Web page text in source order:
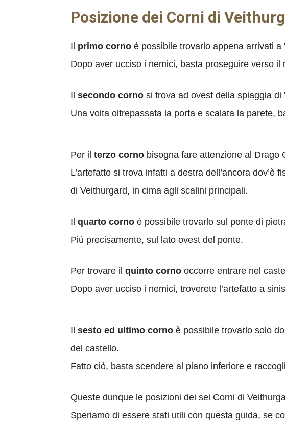
Posizione dei Corni di
Il primo corno è possibile trovarlo appena arrivati a
Dopo aver ucciso i nemici, basta proseguire verso
Il secondo corno si trova ad ovest della spiaggia di
Una volta oltrepassata la porta e scalata la parete,
Per il terzo corno bisogna fare attenzione al Drago
L’artefatto si trova infatti a destra dell’ancora
di Veithurgard, in cima agli scalini principali.
Il quarto corno è possibile trovarlo sul ponte di
Più precisamente, sul lato ovest del ponte.
Per trovare il quinto corno occorre entrare nel
Dopo aver ucciso i nemici, troverete l’artefatto a
Il sesto ed ultimo corno è possibile trovarlo solo
del castello.
Fatto ciò, basta scendere al piano inferiore e
Queste dunque le posizioni dei sei Corni di
Speriamo di essere stati utili con questa guida, se